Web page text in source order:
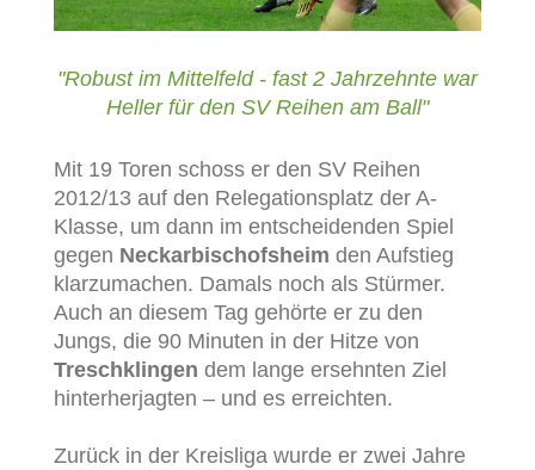
"Robust im Mittelfeld - fast 2 Jahrzehnte war
Heller für den SV Reihen am Ball"
Mit 19 Toren schoss er den SV Reihen
2012/13 auf den Relegationsplatz der A-
Klasse, um dann im entscheidenden Spiel
gegen Neckarbischofsheim den Aufstieg
klarzumachen. Damals noch als Stürmer.
Auch an diesem Tag gehörte er zu den
Jungs, die 90 Minuten in der Hitze von
Treschklingen dem lange ersehnten Ziel
hinterherjagten – und es erreichten.
Zurück in der Kreisliga wurde er zwei Jahre